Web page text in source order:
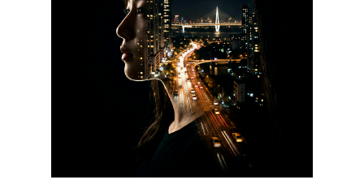
@AI大模型工场
Claude Fable 5 每百万输出 50 美元，但这家 T
op 10 AI Lab 把全模态模型API免费了
色情